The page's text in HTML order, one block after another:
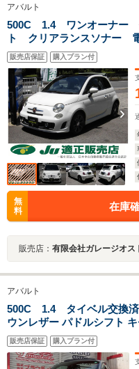
アバルト
500C 1.4 ワンオーナー
ト クリアランスソナー
ルシフト トルクトランス
トメーター インタースコ
車
販売店保証 購入プラン付
無
料
在庫
販売店： 有限会社ガレージオス
アバルト
500C 1.4 タイベル交換済
ウンレザー パドルシフト
ETC 16インチAW インター
販売店保証 購入プラン付